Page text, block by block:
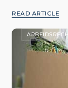
READ ARTICLE